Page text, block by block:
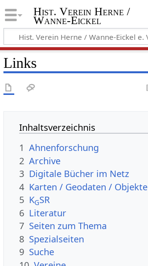
Hist. Verein Herne /
Wanne-Eickel
Links
Inhaltsverzeichnis
1 Ahnenforschung
2 Archive
3 Digitale Bücher im Netz
4 Karten / Geodaten / Objekte
5 KGSR
6 Literatur
7 Seiten zum Thema
8 Spezialseiten
9 Suche